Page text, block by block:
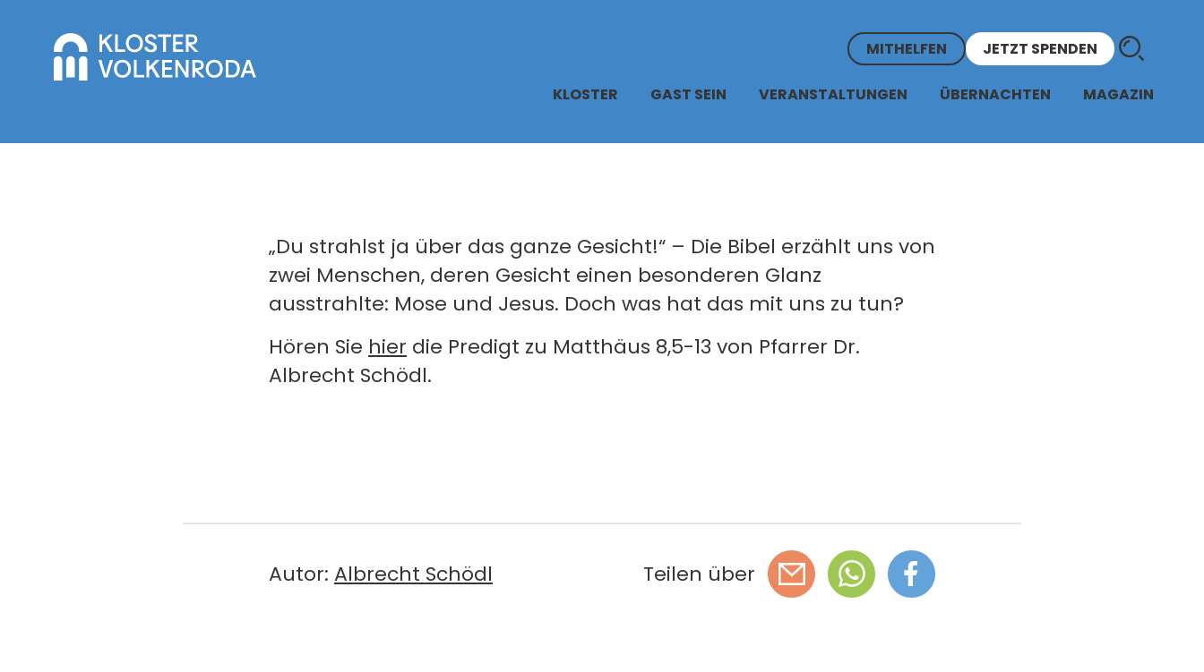
KLOSTER GAST SEIN VERANSTALTUNGEN ÜBERNACHTEN MAGAZIN
MITHELFEN JETZT SPENDEN
„Du strahlst ja über das ganze Gesicht!“ – Die Bibel erzählt uns von
zwei Menschen, deren Gesicht einen besonderen Glanz
ausstrahlte: Mose und Jesus. Doch was hat das mit uns zu tun?
Hören Sie hier die Predigt zu Matthäus 8,5-13 von Pfarrer Dr.
Albrecht Schödl.
Autor: Albrecht Schödl Teilen über